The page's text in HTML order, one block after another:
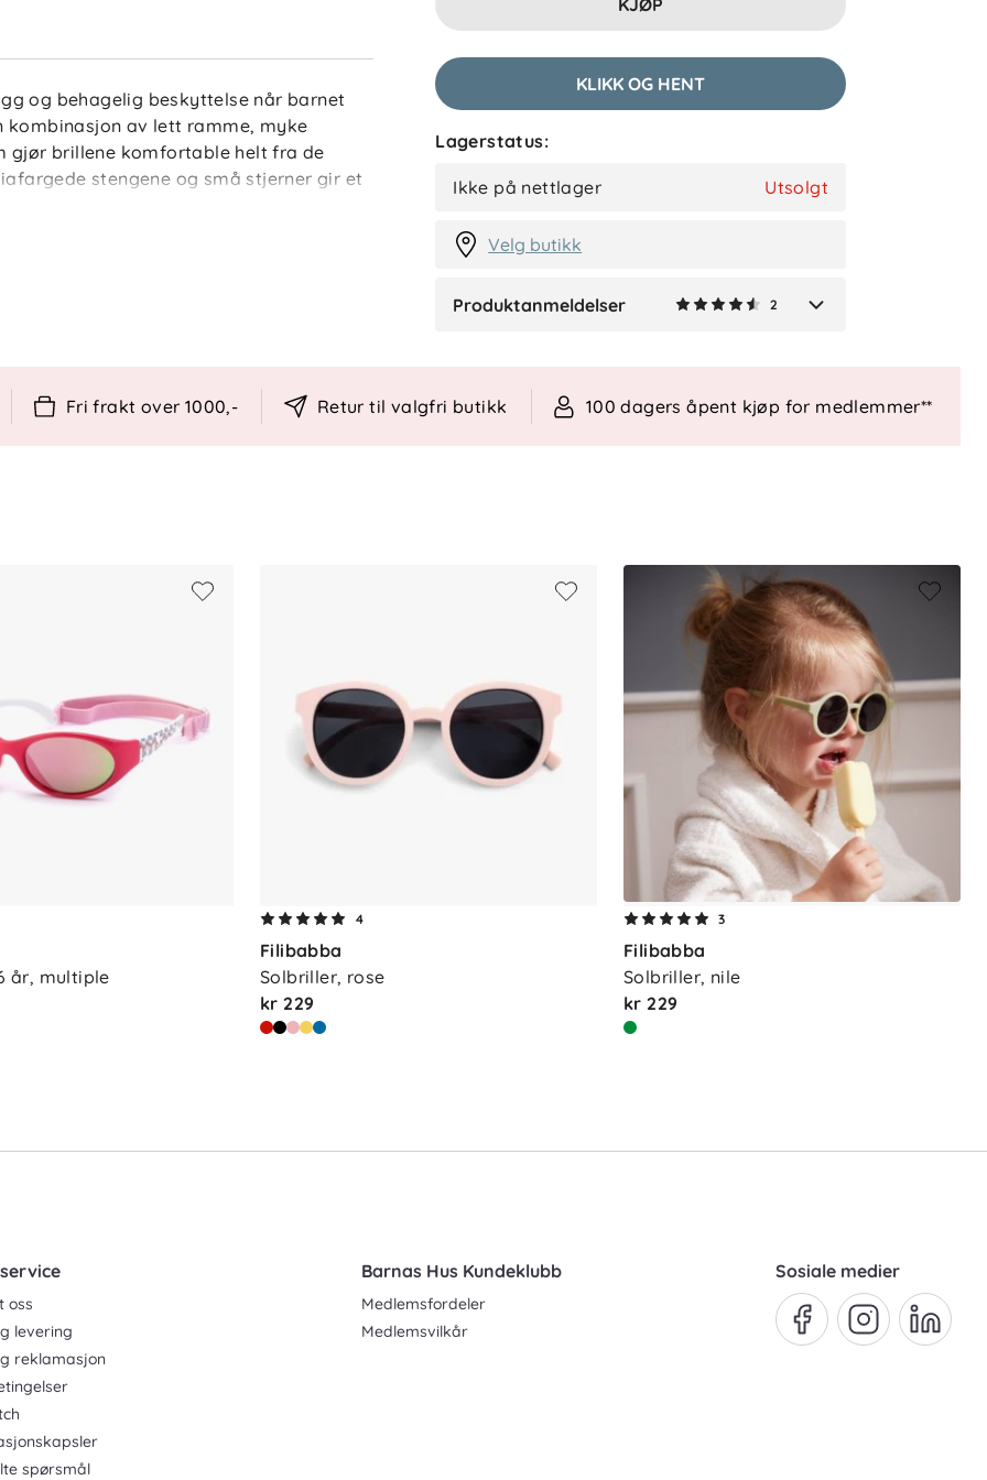
og behagelig beskyttelse når barnet
av lett ramme, myke
gjør brillene komfortable helt fra de
stengene og små stjerner gir et
KJØP
KLIKK OG HENT
Lagerstatus:
Ikke på nettlager Utsolgt
Velg butikk
Produktanmeldelser 2
CB
2 måneder siden
R
Fri frakt over 1000,- Retur til valgfri butikk 100 dagers åpent kjøp for medlemmer**
år, multiple
4
Filibabba
Solbriller, rose
kr 229
3
Filibabba
Solbriller, nile
kr 229
oss
levering
reklamasjon
spørsmål
Barnas Hus Kundeklubb
Medlemsfordeler
Medlemsvilkår
Sosiale medier